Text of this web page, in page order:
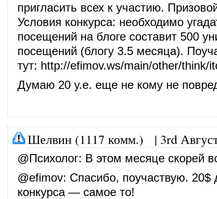
пригласить всех к участию.
Условия конкурса: необходимо
посещений на блоге составит 500
посещений (блогу 3.5 месяца).
тут: http://efimov.ws/main/other/think/
Думаю 20 у.е. еще не кому не
Шелвин (1117 комм.) | 3rd
@Психолог: В этом месяце скорей
@efimov: Спасибо, поучаствую. 20$
конкурса — самое то!